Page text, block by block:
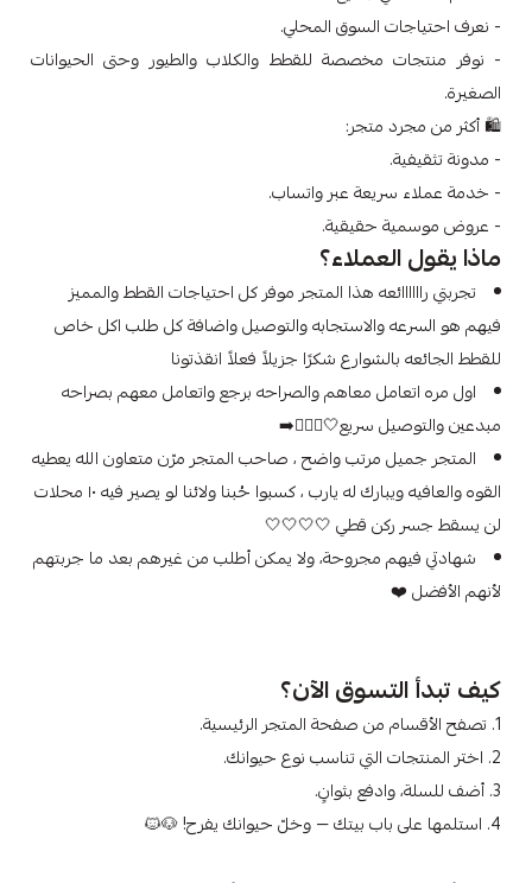
- نعرف احتياجات السوق المحلي.
- نوفر منتجات مخصصة للقطط والكلاب والطيور وحتى الحيوانات
الصغيرة.
🛍️ أكثر من مجرد متجر:
- مدونة تثقيفية.
- خدمة عملاء سريعة عبر واتساب.
- عروض موسمية حقيقية.
ماذا يقول العملاء؟
تجربتي راااااائعه هذا المتجر موفر كل احتياجات القطط والمميز
فيهم هو السرعه والاستجابه والتوصيل واضافة كل طلب اكل خاص
للقطط الجائعه بالشوارع شكرًا جزيلاً فعلاً انقذتونا
اول مره اتعامل معاهم والصراحه برجع واتعامل معهم بصراحه
مبدعين والتوصيل سريع🤍🏃🏻‍♀️‍➡️
المتجر جميل مرتب واضح ، صاحب المتجر مرّن متعاون الله يعطيه
القوه والعافيه ويبارك له يارب ، كسبوا حُبنا ولائنا لو يصير فيه ١٠ محلات
لن يسقط جسر ركن قطي 🤍🤍🤍🤍
شهادتي فيهم مجروحة، ولا يمكن أطلب من غيرهم بعد ما جربتهم
لأنهم الأفضل ❤️
كيف تبدأ التسوق الآن؟
1. تصفح الأقسام من صفحة المتجر الرئيسية.
2. اختر المنتجات التي تناسب نوع حيوانك.
3. أضف للسلة، وادفع بثوانٍ.
4. استلمها على باب بيتك — وخلّ حيوانك يفرح! 🐶🐱